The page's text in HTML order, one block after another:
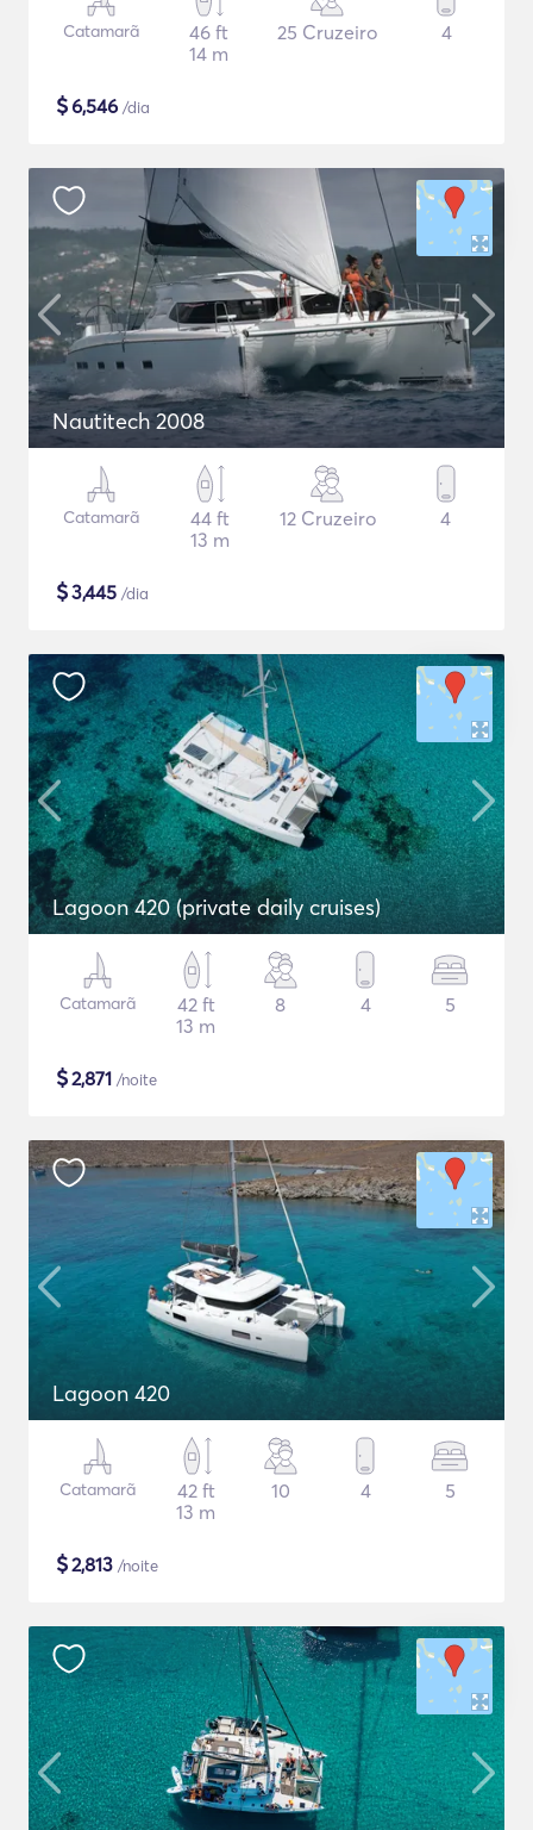
Catamarã
46 ft
14 m
25 Cruzeiro 4
$6,546 /dia
Nautitech 2008
Catamarã
44 ft
13 m
12 Cruzeiro 4
$3,445 /dia
Lagoon 420 (private daily cruises)
Catamarã
42 ft
13 m
8 4 5
$2,871 /noite
Lagoon 420
Catamarã
42 ft
13 m
10 4 5
$2,813 /noite